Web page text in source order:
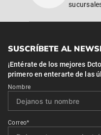
SUSCRÍBETE AL
¡Entérate de los mejores
primero en enterarte de las
Nombre
Correo*